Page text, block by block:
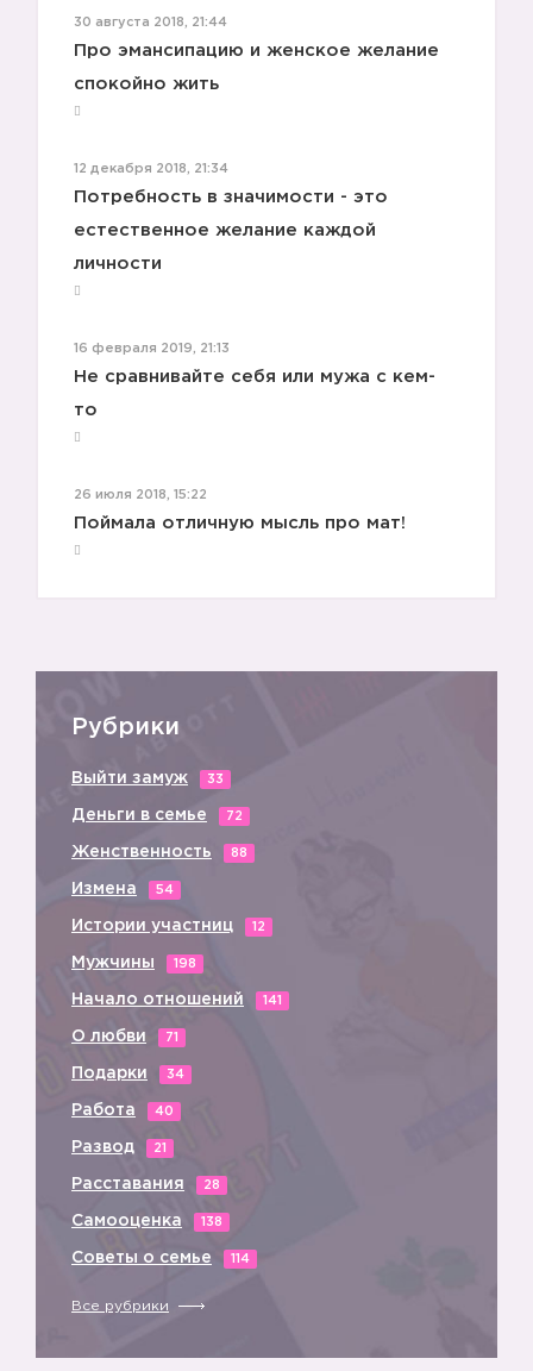
30 августа 2018, 21:44
Про эмансипацию и женское желание
спокойно жить
12 декабря 2018, 21:34
Потребность в значимости - это
естественное желание каждой
личности
16 февраля 2019, 21:13
Не сравнивайте себя или мужа с кем-
то
26 июля 2018, 15:22
Поймала отличную мысль про мат!
Рубрики
Выйти замуж 33
Деньги в семье 72
Женственность 88
Измена 54
Истории участниц 12
Мужчины 198
Начало отношений 141
О любви 71
Подарки 34
Работа 40
Развод 21
Расставания 28
Самооценка 138
Советы о семье 114
Все рубрики